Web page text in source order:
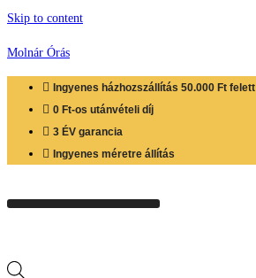
Skip to content
Molnár Órás
Ingyenes házhozszállítás 50.000 Ft felett
0 Ft-os utánvételi díj
3 ÉV garancia
Ingyenes méretre állítás